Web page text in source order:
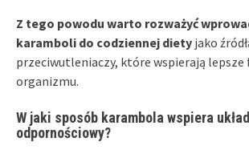
Z tego powodu warto rozważyć
karamboli do codziennej diety jako
przeciwutleniaczy, które wspierają lepsze
organizmu.
W jaki sposób karambola wspiera układ
odpornościowy?